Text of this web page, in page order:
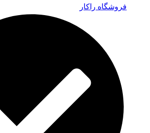
فروشگاه راکار